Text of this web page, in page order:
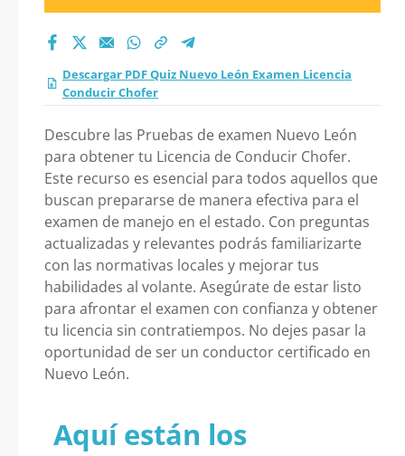
Descargar PDF Quiz Nuevo León Examen Licencia
Conducir Chofer
Descubre las Pruebas de examen Nuevo León
para obtener tu Licencia de Conducir Chofer.
Este recurso es esencial para todos aquellos que
buscan prepararse de manera efectiva para el
examen de manejo en el estado. Con preguntas
actualizadas y relevantes podrás familiarizarte
con las normativas locales y mejorar tus
habilidades al volante. Asegúrate de estar listo
para afrontar el examen con confianza y obtener
tu licencia sin contratiempos. No dejes pasar la
oportunidad de ser un conductor certificado en
Nuevo León.
Aquí están los